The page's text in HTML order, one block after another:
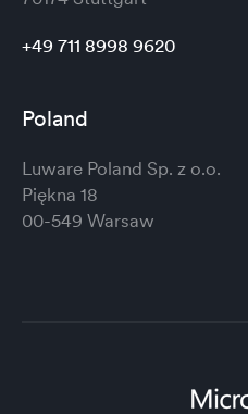
+49 711 8998 9620
Poland
Luware Poland Sp. z o.o.
Piękna 18
00-549 Warsaw